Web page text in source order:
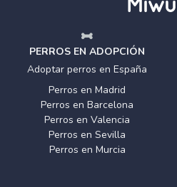
PERROS EN ADOPCIÓN
Adoptar perros en España
Perros en Madrid
Perros en Barcelona
Perros en Valencia
Perros en Sevilla
Perros en Murcia